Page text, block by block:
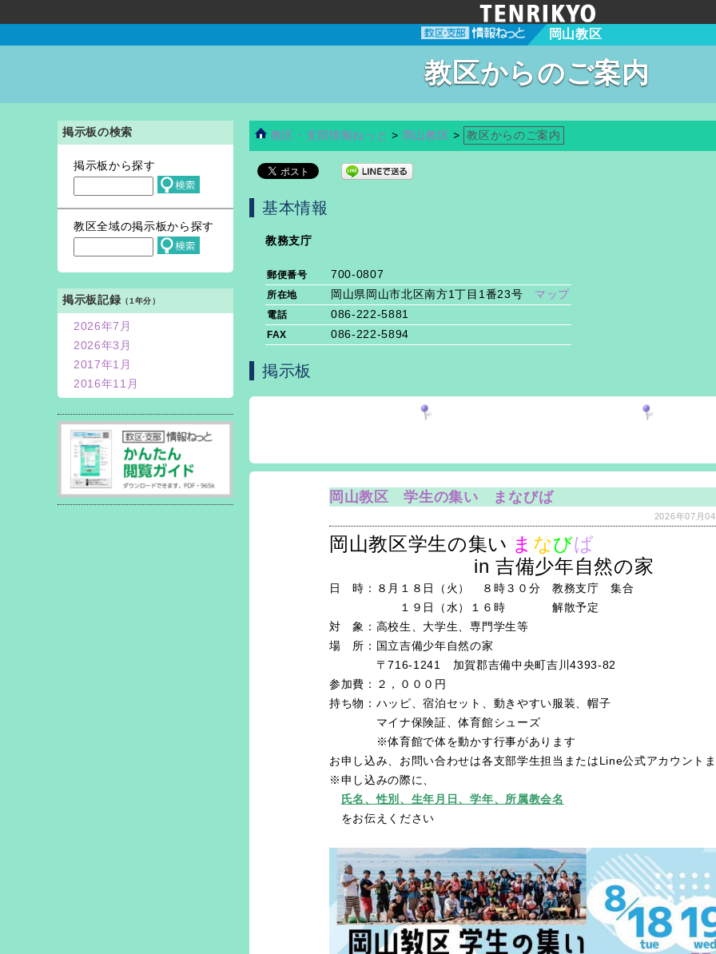
岡山教区
教区からのご案内
教区・支部情報ねっと > 岡山教区 > 教区からのご案内
基本情報
教務支庁
郵便番号 700-0807
所在地 岡山県岡山市北区南方1丁目1番23号 マップ
電話 086-222-5881
FAX 086-222-5894
掲示板
岡山教区 学生の集い まなびば
2026年07月
岡山教区学生の集い ま なびば
in 吉備少年自然の家
日 時：８月１８日（火） ８時３０分 教務支庁 集合
１９日（水）１６時 解散予定
対 象：高校生、大学生、専門学生等
場 所：国立吉備少年自然の家
〒716-1241 加賀郡吉備中央町吉川4393-82
参加費：２，０００円
持ち物：ハッピ、宿泊セット、動きやすい服装、帽子
マイナ保険証、体育館シューズ
※体育館で体を動かす行事があります
お申し込み、お問い合わせは各支部学生担当またはLine公式アカウント
※申し込みの際に、
氏名、性別、生年月日、学年、所属教会名
をお伝えください
掲示板の検索
掲示板から探す
教区全域の掲示板から探す
掲示板記録 （1年分）
2026年7月
2026年3月
2017年1月
2016年11月